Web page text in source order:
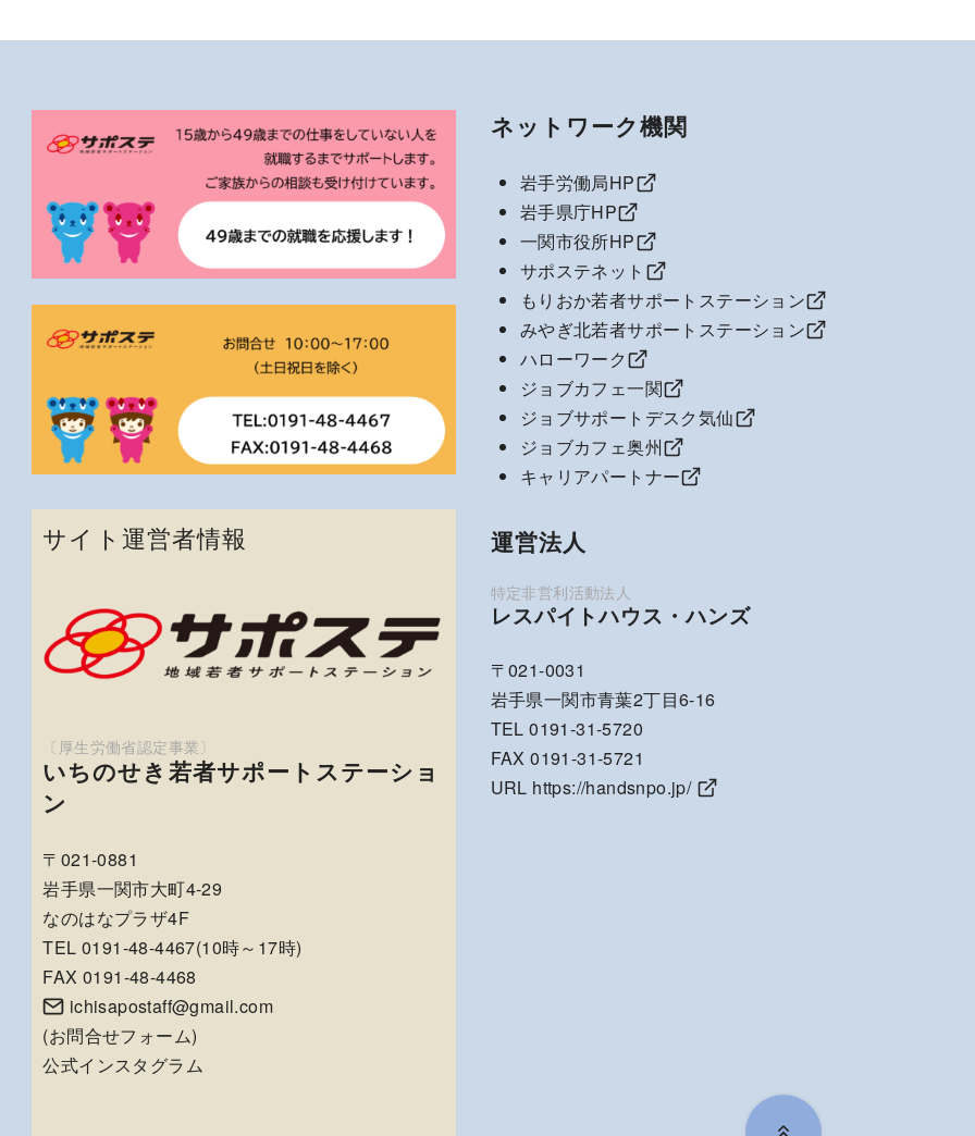
サイト運営者情報
いちのせき若者サポートステーショ
ン
〒021-0881
岩手県一関市大町4-29
なのはなプラザ4F
TEL 0191-48-4467(10時～17時)
FAX 0191-48-4468
ichisapostaff@gmail.com
(お問合せフォーム)
公式インスタグラム
ネットワーク機関
岩手労働局HP
岩手県庁HP
一関市役所HP
サポステネット
もりおか若者サポートステーション
みやぎ北若者サポートステーション
ハローワーク
ジョブカフェ一関
ジョブサポートデスク気仙
ジョブカフェ奥州
キャリアパートナー
運営法人
レスパイトハウス・ハンズ
〒021-0031
岩手県一関市青葉2丁目6-16
TEL 0191-31-5720
FAX 0191-31-5721
URL https://handsnpo.jp/